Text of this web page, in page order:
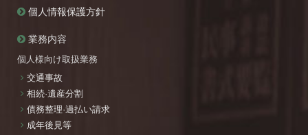
個人情報保護方針
業務内容
個人様向け取扱業務
交通事故
相続·遺産分割
債務整理·過払い請求
成年後見等